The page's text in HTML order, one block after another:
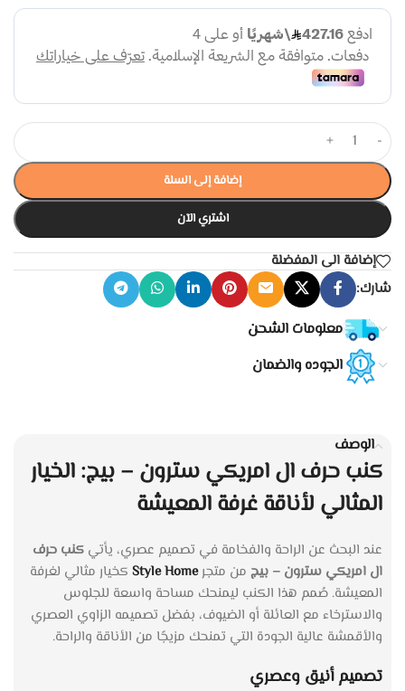
-
+
إضافة إلى السلة
اشتري الآن
إضافة الى المفضلة
شارك:
معلومات الشحن
الجوده والضمان
الوصف
كنب حرف ال امريكي سترون – بيج: الخيار
المثالي لأناقة غرفة المعيشة
عند البحث عن الراحة والفخامة في تصميم عصري، يأتي كنب حرف
ال امريكي سترون – بيج من متجرStyle Home كخيار مثالي لغرفة
المعيشة. صُمم هذا الكنب ليمنحك مساحة واسعة للجلوس
والاسترخاء مع العائلة أو الضيوف، بفضل تصميمه الزاوي العصري
والأقمشة عالية الجودة التي تمنحك مزيجًا من الأناقة والراحة.
تصميم أنيق وعصري